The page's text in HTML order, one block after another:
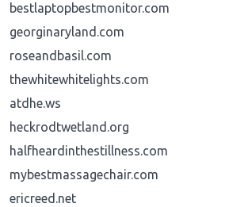
bestlaptopbestmonitor.com
georginaryland.com
roseandbasil.com
thewhitewhitelights.com
atdhe.ws
heckrodtwetland.org
halfheardinthestillness.com
mybestmassagechair.com
ericreed.net